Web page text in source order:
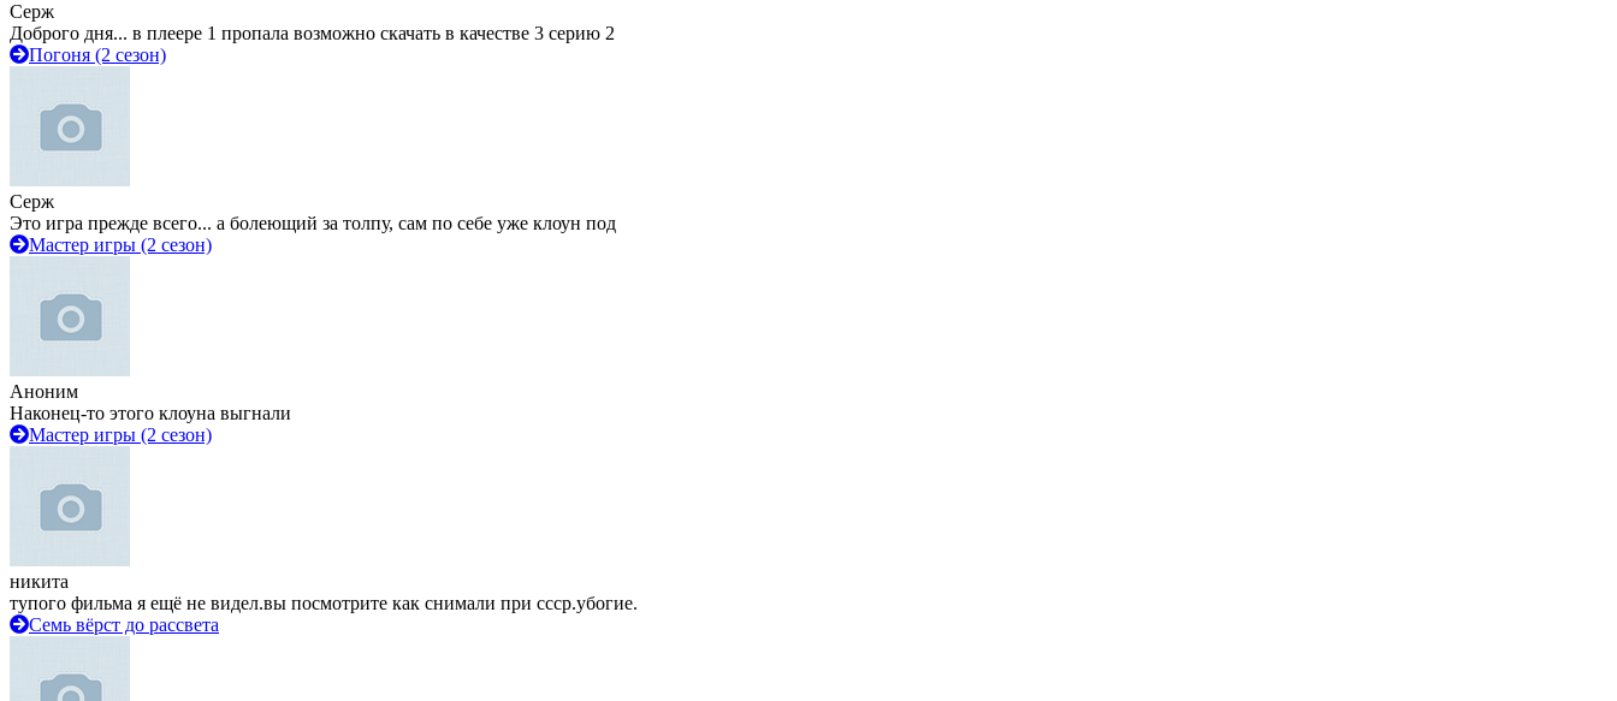
Серж
Доброго дня... в плеере 1 пропала возможно скачать в качестве 3 серию 2
Погоня (2 сезон)
Серж
Это игра прежде всего... а болеющий за толпу, сам по себе уже клоун под
Мастер игры (2 сезон)
Аноним
Наконец-то этого клоуна выгнали
Мастер игры (2 сезон)
никита
тупого фильма я ещё не видел.вы посмотрите как снимали при ссср.убогие.
Семь вёрст до рассвета